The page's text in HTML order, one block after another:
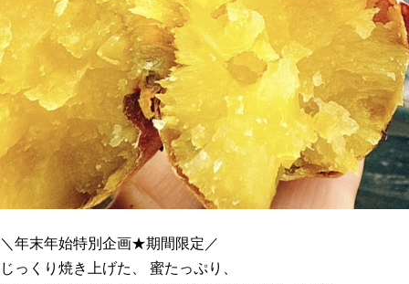
＼年末年始特別企画★期間限定／
じっくり焼き上げた、 蜜たっぷり、